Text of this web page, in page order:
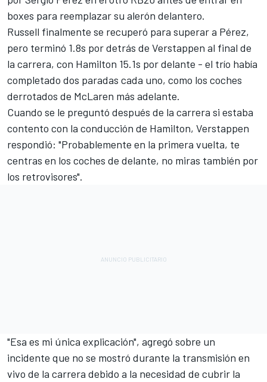
boxes para reemplazar su alerón delantero.
Russell finalmente se recuperó para superar a Pérez,
pero terminó 1.8s por detrás de Verstappen al final de
la carrera, con Hamilton 15.1s por delante - el trío había
completado dos paradas cada uno, como los coches
derrotados de McLaren más adelante.
Cuando se le preguntó después de la carrera si estaba
contento con la conducción de Hamilton, Verstappen
respondió: "Probablemente en la primera vuelta, te
centras en los coches de delante, no miras también por
los retrovisores".
"Esa es mi única explicación", agregó sobre un
incidente que no se mostró durante la transmisión en
vivo de la carrera debido a la necesidad de cubrir la